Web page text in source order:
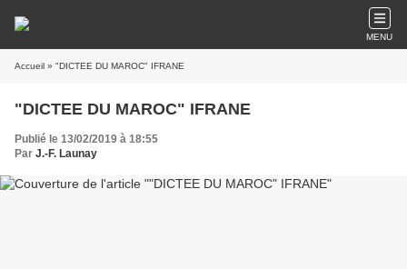
MENU
Accueil » "DICTEE DU MAROC" IFRANE
"DICTEE DU MAROC" IFRANE
Publié le 13/02/2019 à 18:55
Par J.-F. Launay